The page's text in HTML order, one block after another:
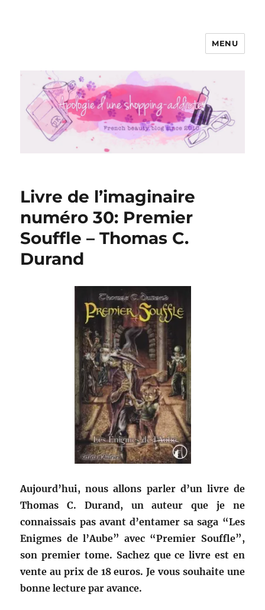
Apologie d'une Shopping-addicte
MENU
Livre de l’imaginaire
numéro 30: Premier
Souffle – Thomas C.
Durand
Aujourd’hui, nous allons parler d’un livre de
Thomas C. Durand, un auteur que je ne
connaissais pas avant d’entamer sa saga “Les
Enigmes de l’Aube” avec “Premier Souffle”,
son premier tome. Sachez que ce livre est en
vente au prix de 18 euros. Je vous souhaite une
bonne lecture par avance.